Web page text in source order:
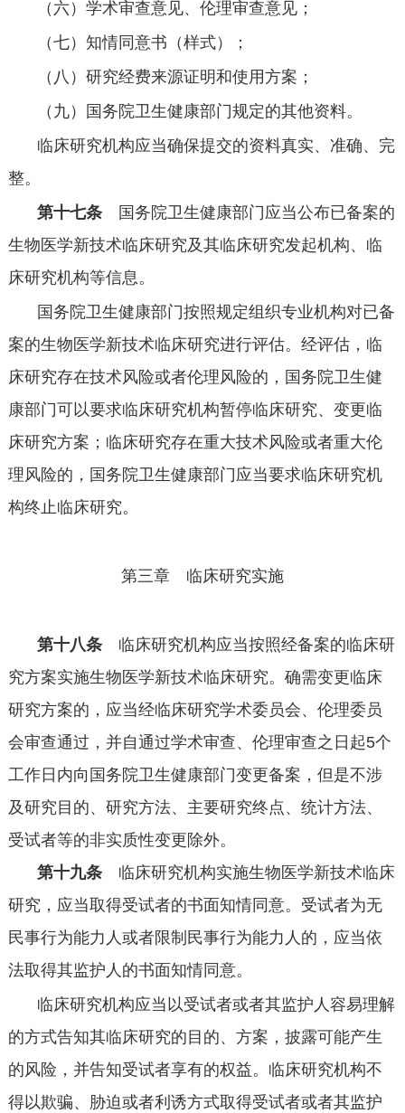
（六）学术审查意见、伦理审查意见；
（七）知情同意书（样式）；
（八）研究经费来源证明和使用方案；
（九）国务院卫生健康部门规定的其他资料。
临床研究机构应当确保提交的资料真实、准确、完
整。
第十七条 国务院卫生健康部门应当公布已备案的
生物医学新技术临床研究及其临床研究发起机构、临
床研究机构等信息。
国务院卫生健康部门按照规定组织专业机构对已备
案的生物医学新技术临床研究进行评估。经评估，临
床研究存在技术风险或者伦理风险的，国务院卫生健
康部门可以要求临床研究机构暂停临床研究、变更临
床研究方案；临床研究存在重大技术风险或者重大伦
理风险的，国务院卫生健康部门应当要求临床研究机
构终止临床研究。
第三章 临床研究实施
第十八条 临床研究机构应当按照经备案的临床研
究方案实施生物医学新技术临床研究。确需变更临床
研究方案的，应当经临床研究学术委员会、伦理委员
会审查通过，并自通过学术审查、伦理审查之日起5个
工作日内向国务院卫生健康部门变更备案，但是不涉
及研究目的、研究方法、主要研究终点、统计方法、
受试者等的非实质性变更除外。
第十九条 临床研究机构实施生物医学新技术临床
研究，应当取得受试者的书面知情同意。受试者为无
民事行为能力人或者限制民事行为能力人的，应当依
法取得其监护人的书面知情同意。
临床研究机构应当以受试者或者其监护人容易理解
的方式告知其临床研究的目的、方案，披露可能产生
的风险，并告知受试者享有的权益。临床研究机构不
得以欺骗、胁迫或者利诱方式取得受试者或者其监护